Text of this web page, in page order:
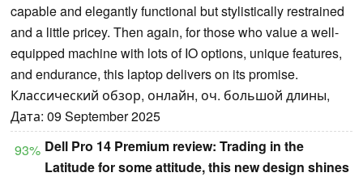
capable and elegantly functional but stylistically restrained
and a little pricey. Then again, for those who value a well-
equipped machine with lots of IO options, unique features,
and endurance, this laptop delivers on its promise.
Классический обзор, онлайн, оч. большой длины,
Дата: 09 September 2025
93% Dell Pro 14 Premium review: Trading in the
Latitude for some attitude, this new design shines